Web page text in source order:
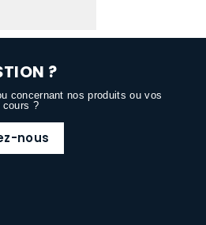
?
concernant nos produits ou vos
cours ?
nous